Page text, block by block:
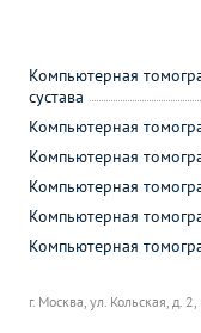
г. Москва, ул. Кольская, д. 2,
Компьютерная
сустава
Компьютерная
Компьютерная
Компьютерная
Компьютерная
Компьютерная